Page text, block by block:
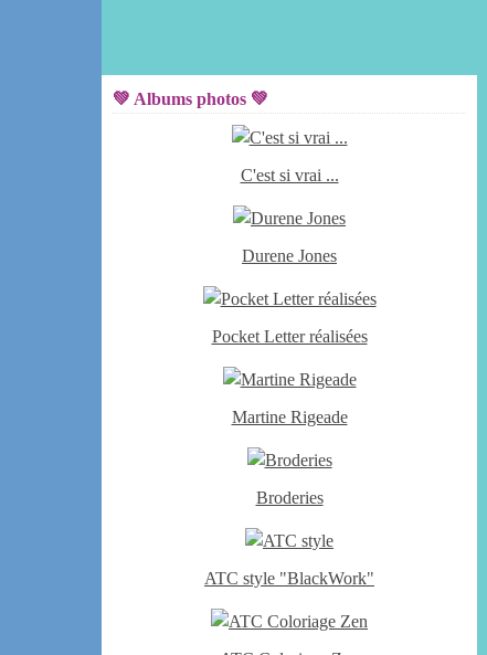
💚 Albums photos 💚
C'est si vrai ...
Durene Jones
Pocket Letter réalisées
Martine Rigeade
Broderies
ATC style "BlackWork"